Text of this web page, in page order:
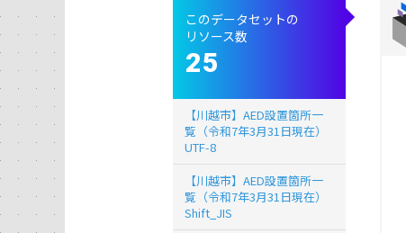
このデータセットの
リソース数
25
【川越市】AED設置箇所一
覧（令和7年3月31日現在）
UTF-8
【川越市】AED設置箇所一
覧（令和7年3月31日現在）
Shift_JIS